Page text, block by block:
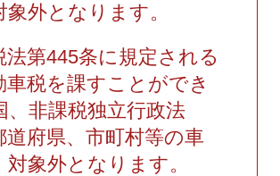
象外となります。
法第445条に規定される
車税を課すことができ
、非課税独立行政法
道府県、市町村等の車
対象外となります。